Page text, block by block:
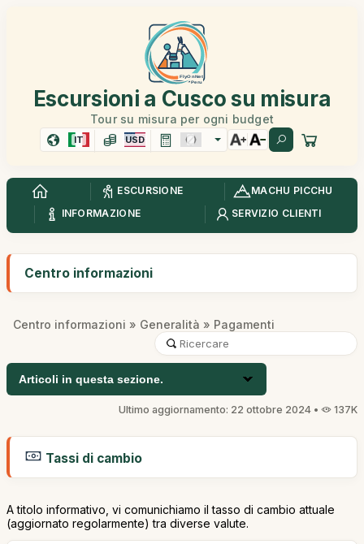
Escursioni a Cusco su misura
Tour su misura per ogni budget
IT USD
ESCURSIONE
MACHU PICCHU
INFORMAZIONE
SERVIZIO CLIENTI
Centro informazioni
Centro informazioni » Generalità » Pagamenti
Articoli in questa sezione.
Ultimo aggiornamento: 22 ottobre 2024 • 137K
Tassi di cambio
A titolo informativo, vi comunichiamo il tasso di cambio attuale
(aggiornato regolarmente) tra diverse valute.